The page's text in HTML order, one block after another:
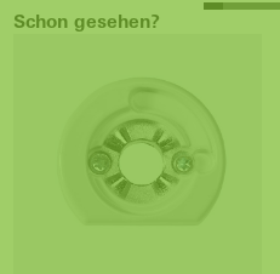
Schon gesehen?